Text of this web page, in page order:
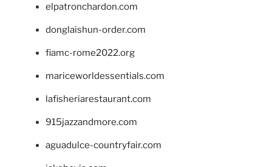
elpatronchardon.com
donglaishun-order.com
fiamc-rome2022.org
mariceworldessentials.com
lafisheriarestaurant.com
915jazzandmore.com
aguadulce-countryfair.com